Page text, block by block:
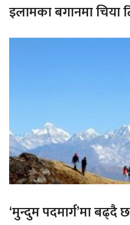
इलामका बगानमा चिया
‘मुन्दुम पदमार्ग’मा